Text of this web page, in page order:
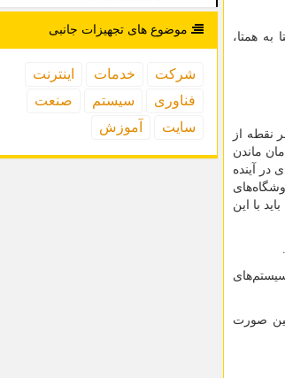
به همتا،
نقطه از
ماندن
در آینده
با این
صورت
موضوع های تجهیزات جانبی
شركت خدمات
اینترنت
فناوری
سیستم
صنعت
سایت
آموزش